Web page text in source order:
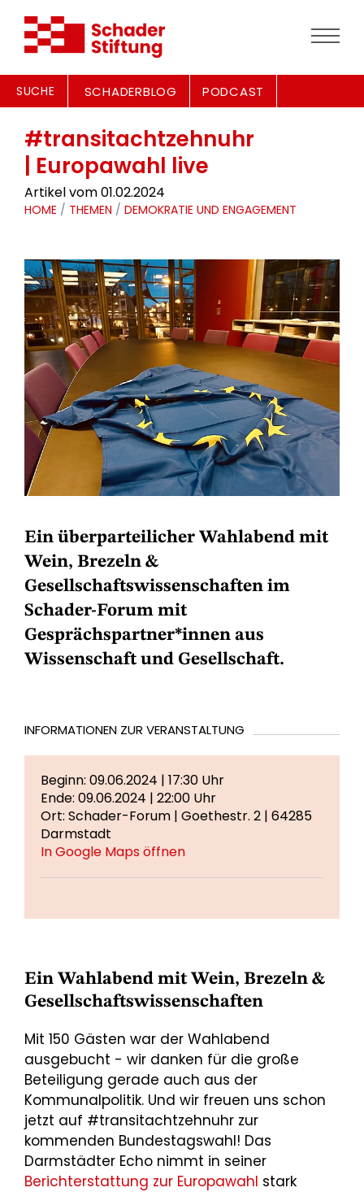
SUCHE SCHADERBLOG PODCAST
#transitachtzehnuhr
| Europawahl live
Artikel vom 01.02.2024
HOME / THEMEN / DEMOKRATIE UND ENGAGEMENT
Ein überparteilicher Wahlabend mit
Wein, Brezeln &
Gesellschaftswissenschaften im
Schader-Forum mit
Gesprächspartner*innen aus
Wissenschaft und Gesellschaft.
INFORMATIONEN ZUR VERANSTALTUNG
Beginn: 09.06.2024 | 17:30 Uhr
Ende: 09.06.2024 | 22:00 Uhr
Ort: Schader-Forum | Goethestr. 2 | 64285
Darmstadt
In Google Maps öffnen
Ein Wahlabend mit Wein, Brezeln &
Gesellschaftswissenschaften
Mit 150 Gästen war der Wahlabend
ausgebucht - wir danken für die große
Beteiligung gerade auch aus der
Kommunalpolitik. Und wir freuen uns schon
jetzt auf #transitachtzehnuhr zur
kommenden Bundestagswahl! Das
Darmstädter Echo nimmt in seiner
Berichterstattung zur Europawahl stark